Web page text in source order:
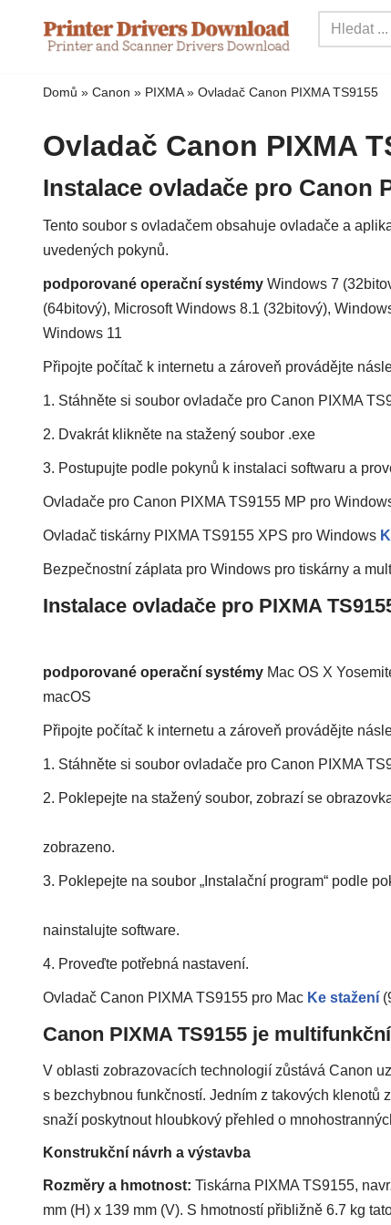
obsahDomů » Canon » PIXMA» Ovladač Canon PIXMA TS9155
Ovladač Canon PIXMA
Instalace ovladače pro Canon
Tento soubor s ovladačem obsahuje ovladače a
uvedených pokynů.
podporované operační systémy Windows 7
(64bitový), Microsoft Windows 8.1 (32bitový),
Windows 11
Připojte počítač k internetu a zároveň provádějte
1. Stáhněte si soubor ovladače pro Canon PIXMA
2. Dvakrát klikněte na stažený soubor .exe
3. Postupujte podle pokynů k instalaci softwaru a
Ovladače pro Canon PIXMA TS9155 MP pro
Ovladač tiskárny PIXMA TS9155 XPS pro Windows
Bezpečnostní záplata pro Windows pro tiskárny a
Instalace ovladače pro PIXMA
podporované operační systémy Mac OS X
macOS
Připojte počítač k internetu a zároveň provádějte
1. Stáhněte si soubor ovladače pro Canon PIXMA
2. Poklepejte na stažený soubor, zobrazí se
zobrazeno.
3. Poklepejte na soubor „Instalační program“ podle
nainstalujte software.
4. Proveďte potřebná nastavení.
Ovladač Canon PIXMA TS9155 pro Mac Ke stažení
Canon PIXMA TS9155 je
V oblasti zobrazovacích technologií zůstává Canon
s bezchybnou funkčností. Jedním z takových klenotů
snaží poskytnout hloubkový přehled o
Konstrukční návrh a výstavba
Rozměry a hmotnost: Tiskárna PIXMA TS9155,
mm (H) x 139 mm (V). S hmotností přibližně 6.7 kg